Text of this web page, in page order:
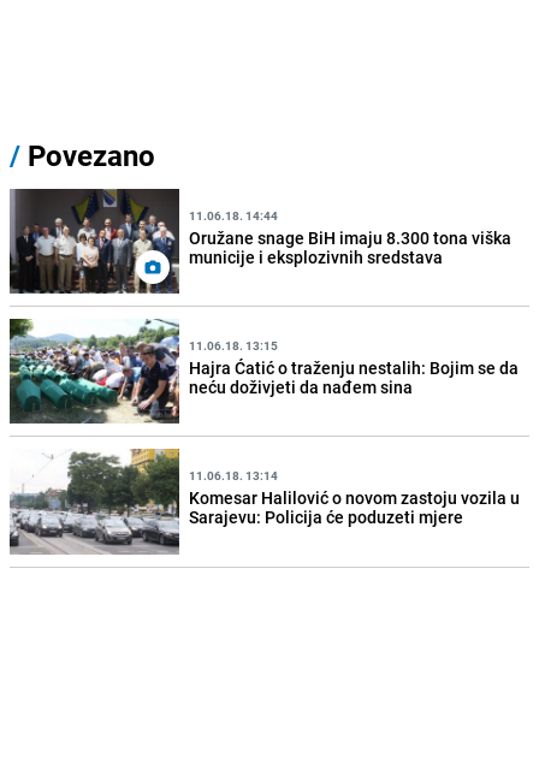
/ Povezano
11.06.18. 14:44
Oružane snage BiH imaju 8.300 tona viška
municije i eksplozivnih sredstava
11.06.18. 13:15
Hajra Ćatić o traženju nestalih: Bojim se da
neću doživjeti da nađem sina
11.06.18. 13:14
Komesar Halilović o novom zastoju vozila u
Sarajevu: Policija će poduzeti mjere